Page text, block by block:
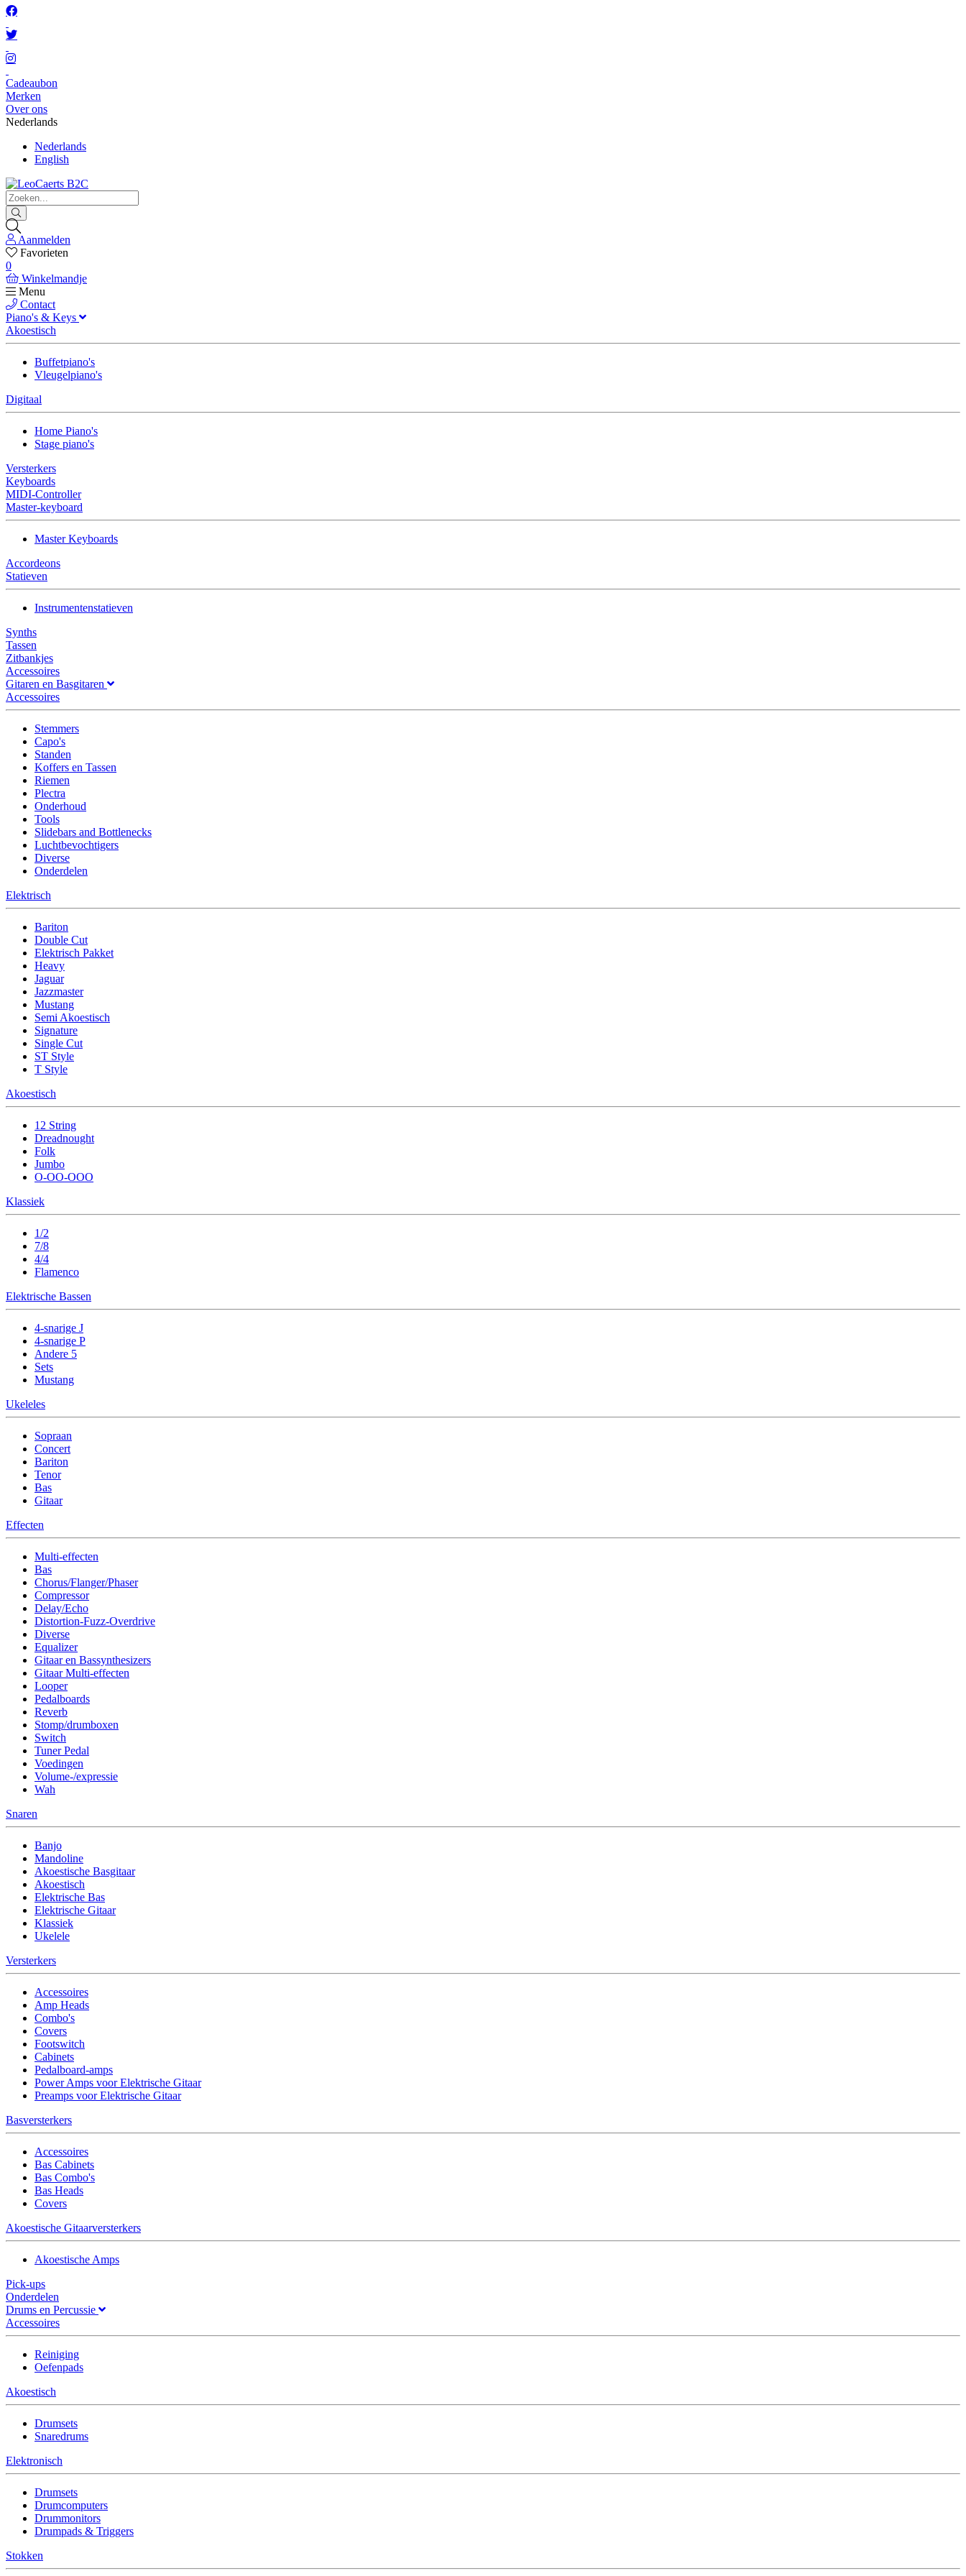
Cadeaubon
Merken
Over ons
Nederlands
Nederlands
English
Aanmelden
Favorieten
0
Winkelmandje
Menu
Contact
Piano's & Keys
Akoestisch
Buffetpiano's
Vleugelpiano's
Digitaal
Home Piano's
Stage piano's
Versterkers
Keyboards
MIDI-Controller
Master-keyboard
Master Keyboards
Accordeons
Statieven
Instrumentenstatieven
Synths
Tassen
Zitbankjes
Accessoires
Gitaren en Basgitaren
Accessoires
Stemmers
Capo's
Standen
Koffers en Tassen
Riemen
Plectra
Onderhoud
Tools
Slidebars and Bottlenecks
Luchtbevochtigers
Diverse
Onderdelen
Elektrisch
Bariton
Double Cut
Elektrisch Pakket
Heavy
Jaguar
Jazzmaster
Mustang
Semi Akoestisch
Signature
Single Cut
ST Style
T Style
Akoestisch
12 String
Dreadnought
Folk
Jumbo
O-OO-OOO
Klassiek
1/2
7/8
4/4
Flamenco
Elektrische Bassen
4-snarige J
4-snarige P
Andere 5
Sets
Mustang
Ukeleles
Sopraan
Concert
Bariton
Tenor
Bas
Gitaar
Effecten
Multi-effecten
Bas
Chorus/Flanger/Phaser
Compressor
Delay/Echo
Distortion-Fuzz-Overdrive
Diverse
Equalizer
Gitaar en Bassynthesizers
Gitaar Multi-effecten
Looper
Pedalboards
Reverb
Stomp/drumboxen
Switch
Tuner Pedal
Voedingen
Volume-/expressie
Wah
Snaren
Banjo
Mandoline
Akoestische Basgitaar
Akoestisch
Elektrische Bas
Elektrische Gitaar
Klassiek
Ukelele
Versterkers
Accessoires
Amp Heads
Combo's
Covers
Footswitch
Cabinets
Pedalboard-amps
Power Amps voor Elektrische Gitaar
Preamps voor Elektrische Gitaar
Basversterkers
Accessoires
Bas Cabinets
Bas Combo's
Bas Heads
Covers
Akoestische Gitaarversterkers
Akoestische Amps
Pick-ups
Onderdelen
Drums en Percussie
Accessoires
Reiniging
Oefenpads
Akoestisch
Drumsets
Snaredrums
Elektronisch
Drumsets
Drumcomputers
Drummonitors
Drumpads & Triggers
Stokken